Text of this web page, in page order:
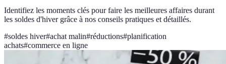
Identifiez les moments clés pour faire les meilleures affaires durant
les soldes d'hiver grâce à nos conseils pratiques et détaillés.
#soldes hiver#achat malin#réductions#planification
achats#commerce en ligne